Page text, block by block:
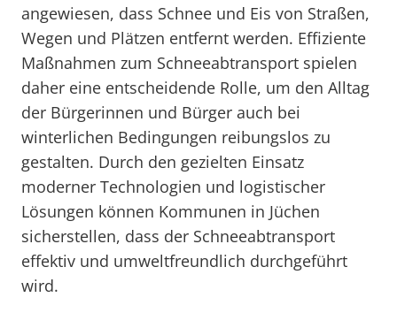
angewiesen, dass Schnee und Eis von Straßen,
Wegen und Plätzen entfernt werden. Effiziente
Maßnahmen zum Schneeabtransport spielen
daher eine entscheidende Rolle, um den Alltag
der Bürgerinnen und Bürger auch bei
winterlichen Bedingungen reibungslos zu
gestalten. Durch den gezielten Einsatz
moderner Technologien und logistischer
Lösungen können Kommunen in Jüchen
sicherstellen, dass der Schneeabtransport
effektiv und umweltfreundlich durchgeführt
wird.